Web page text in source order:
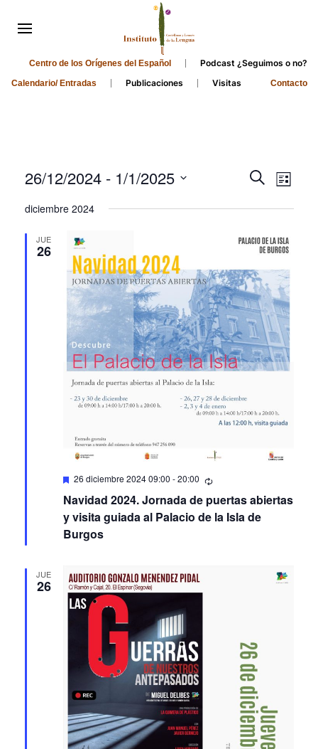
Centro de los Orígenes del Español Podcast ¿Seguimos o no?
Calendario/ Entradas Publicaciones Visitas Contacto
Events
and
Views
Search
List
26/12/2024 - 1/1/2025
date.
diciembre 2024
JUE
26
Featured
26 diciembre 2024 09:00 -20:00
Navidad 2024. Jornada de puertas abiertas
y visita guiada al Palacio de la Isla de
Burgos
JUE
26